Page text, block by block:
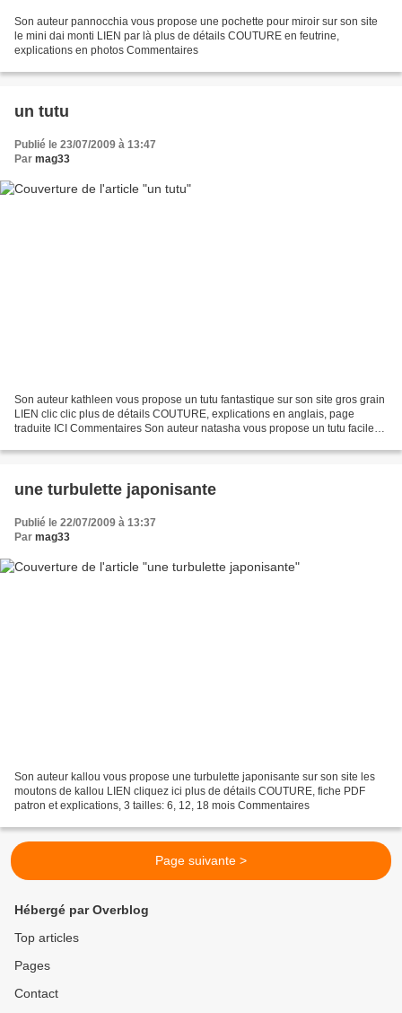
Son auteur pannocchia vous propose une pochette pour miroir sur son site
le mini dai monti LIEN par là plus de détails COUTURE en feutrine,
explications en photos Commentaires
un tutu
Publié le 23/07/2009 à 13:47
Par mag33
Son auteur kathleen vous propose un tutu fantastique sur son site gros grain
LIEN clic clic plus de détails COUTURE, explications en anglais, page
traduite ICI Commentaires Son auteur natasha vous propose un tutu facile
une turbulette japonisante
Publié le 22/07/2009 à 13:37
Par mag33
Son auteur kallou vous propose une turbulette japonisante sur son site les
moutons de kallou LIEN cliquez ici plus de détails COUTURE, fiche PDF
patron et explications, 3 tailles: 6, 12, 18 mois Commentaires
Page suivante >
Hébergé par Overblog
Top articles
Pages
Contact